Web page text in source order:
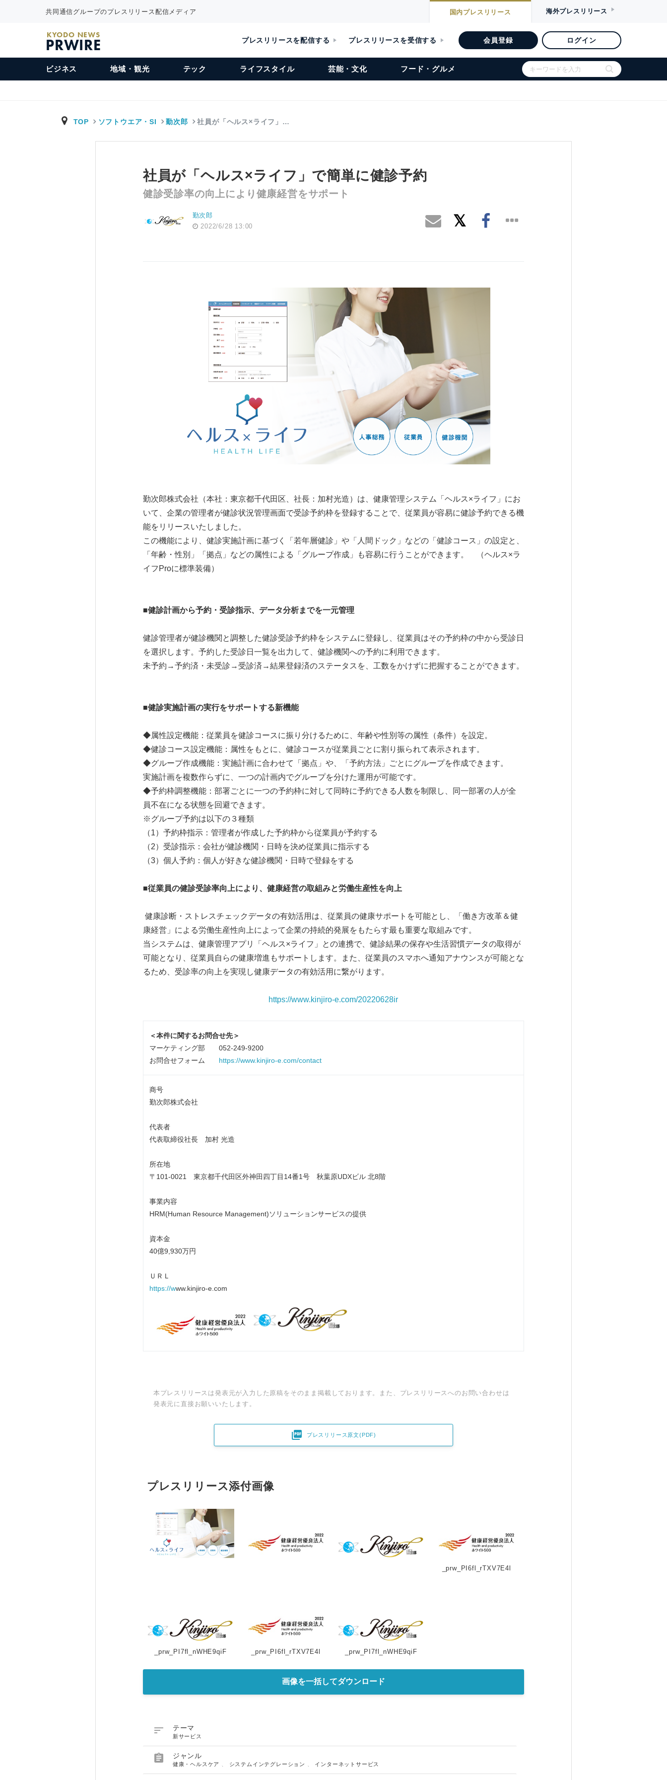
共同通信グループのプレスリリース配信メディア 国内プレスリリース 海外プレスリリース
KYODO NEWS
PRWIRE プレスリリースを配信する プレスリリースを受信する 会員登録 ログイン
ビジネス 地域・観光 テック ライフスタイル 芸能・文化 フード・グルメ
TOP ソフトウエア・SI 勤次郎 社員が「ヘルス×ライフ」…
社員が「ヘルス×ライフ」で簡単に健診予約
健診受診率の向上により健康経営をサポート
勤次郎
2022/6/28 13:00
勤次郎株式会社（本社：東京都千代田区、社長：加村光造）は、健康管理システム「ヘルス×ライフ」にお
いて、企業の管理者が健診状況管理画面で受診予約枠を登録することで、従業員が容易に健診予約できる機
能をリリースいたしました。
この機能により、健診実施計画に基づく「若年層健診」や「人間ドック」などの「健診コース」の設定と、
「年齢・性別」「拠点」などの属性による「グループ作成」も容易に行うことができます。 （ヘルス×ラ
イフProに標準装備）
■健診計画から予約・受診指示、データ分析までを一元管理
健診管理者が健診機関と調整した健診受診予約枠をシステムに登録し、従業員はその予約枠の中から受診日
を選択します。予約した受診日一覧を出力して、健診機関への予約に利用できます。
未予約→予約済・未受診→受診済→結果登録済のステータスを、工数をかけずに把握することができます。
■健診実施計画の実行をサポートする新機能
◆属性設定機能：従業員を健診コースに振り分けるために、年齢や性別等の属性（条件）を設定。
◆健診コース設定機能：属性をもとに、健診コースが従業員ごとに割り振られて表示されます。
◆グループ作成機能：実施計画に合わせて「拠点」や、「予約方法」ごとにグループを作成できます。
実施計画を複数作らずに、一つの計画内でグループを分けた運用が可能です。
◆予約枠調整機能：部署ごとに一つの予約枠に対して同時に予約できる人数を制限し、同一部署の人が全
員不在になる状態を回避できます。
※グループ予約は以下の３種類
（1）予約枠指示：管理者が作成した予約枠から従業員が予約する
（2）受診指示：会社が健診機関・日時を決め従業員に指示する
（3）個人予約：個人が好きな健診機関・日時で登録をする
■従業員の健診受診率向上により、健康経営の取組みと労働生産性を向上
健康診断・ストレスチェックデータの有効活用は、従業員の健康サポートを可能とし、「働き方改革＆健
康経営」による労働生産性向上によって企業の持続的発展をもたらす最も重要な取組みです。
当システムは、健康管理アプリ「ヘルス×ライフ」との連携で、健診結果の保存や生活習慣データの取得が
可能となり、従業員自らの健康増進もサポートします。また、従業員のスマホへ通知アナウンスが可能とな
るため、受診率の向上を実現し健康データの有効活用に繋がります。
https://www.kinjiro-e.com/20220628ir
＜本件に関するお問合せ先＞
マーケティング部 052-249-9200
お問合せフォーム https://www.kinjiro-e.com/contact
商号
勤次郎株式会社
代表者
代表取締役社長 加村 光造
所在地
〒101-0021 東京都千代田区外神田四丁目14番1号 秋葉原UDXビル 北8階
事業内容
HRM(Human Resource Management)ソリューションサービスの提供
資本金
40億9,930万円
ＵＲＬ
https://www.kinjiro-e.com
本プレスリリースは発表元が入力した原稿をそのまま掲載しております。また、プレスリリースへのお問い合わせは
発表元に直接お願いいたします。
 プレスリリース原文(PDF)
プレスリリース添付画像
_prw_PI6fl_rTXV7E4l
_prw_PI7fl_nWHE9qiF _prw_PI6fl_rTXV7E4l _prw_PI7fl_nWHE9qiF
画像を一括してダウンロード
 テーマ
新サービス
 ジャンル
健康・ヘルスケア システムインテグレーション インターネットサービス